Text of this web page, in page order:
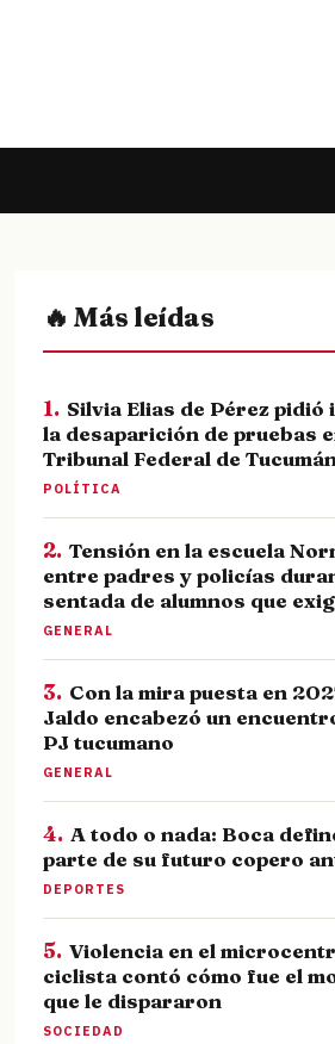
🔥 Más leídas
1. Silvia Elias de Pérez
la desaparición de pruebas
Tribunal Federal de
POLÍTICA
2. Tensión en la escuela
entre padres y policías
sentada de alumnos que
GENERAL
3. Con la mira puesta en
Jaldo encabezó un
PJ tucumano
GENERAL
4. A todo o nada: Boca
parte de su futuro copero
DEPORTES
5. Violencia en el
ciclista contó cómo fue el
que le dispararon
SOCIEDAD